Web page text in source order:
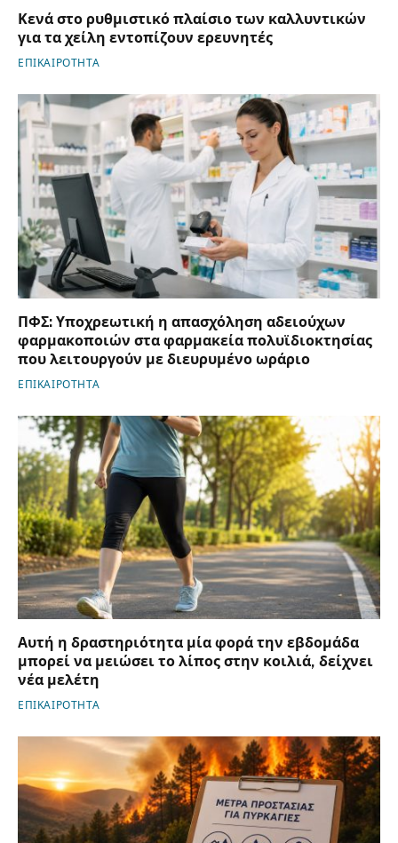
Κενά στο ρυθμιστικό πλαίσιο των καλλυντικών
για τα χείλη εντοπίζουν ερευνητές
ΕΠΙΚΑΙΡΟΤΗΤΑ
ΠΦΣ: Υποχρεωτική η απασχόληση αδειούχων
φαρμακοποιών στα φαρμακεία πολυϊδιοκτησίας
που λειτουργούν με διευρυμένο ωράριο
ΕΠΙΚΑΙΡΟΤΗΤΑ
Αυτή η δραστηριότητα μία φορά την εβδομάδα
μπορεί να μειώσει το λίπος στην κοιλιά, δείχνει
νέα μελέτη
ΕΠΙΚΑΙΡΟΤΗΤΑ